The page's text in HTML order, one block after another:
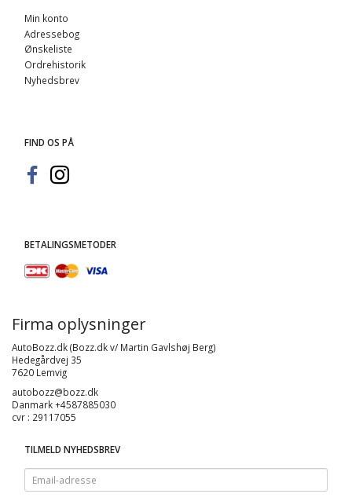
Min konto
Adressebog
Ønskeliste
Ordrehistorik
Nyhedsbrev
FIND OS PÅ
BETALINGSMETODER
Firma oplysninger
AutoBozz.dk (Bozz.dk v/ Martin Gavlshøj Berg)
Hedegårdvej 35
7620 Lemvig
autobozz@bozz.dk
Danmark +4587885030
cvr : 29117055
TILMELD NYHEDSBREV
Email-
adresse